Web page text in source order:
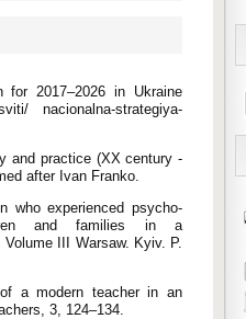
for 2017–2026 in Ukraine
nacionalna-strategiya-
and practice (XX century -
after Ivan Franko.
who experienced psycho-
and families in a
III Warsaw. Kyiv. P.
a modern teacher in an
3, 124‒134.